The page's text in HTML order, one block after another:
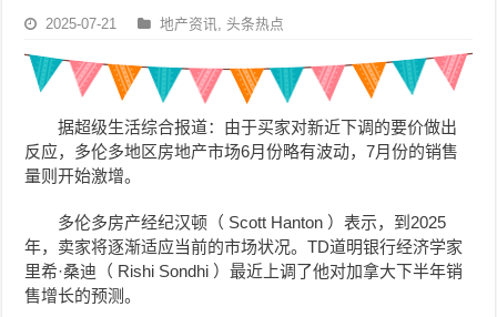
2025-07-21 地产资讯,头条热点
据超级生活综合报道：由于买家对新近下调的要价做出
反应，多伦多地区房地产市场6月份略有波动，7月份的销售
量则开始激增。
多伦多房产经纪汉顿（ Scott Hanton ）表示，到2025
年，卖家将逐渐适应当前的市场状况。TD道明银行经济学家
里希·桑迪（ Rishi Sondhi ）最近上调了他对加拿大下半年销
售增长的预测。